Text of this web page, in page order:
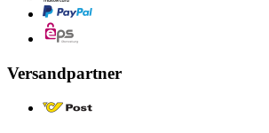
Versandpartner